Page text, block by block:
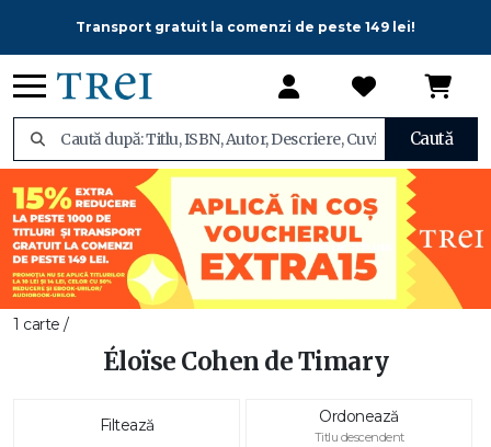
Transport gratuit la comenzi de peste 149 lei!
Caută
1 carte /
Éloïse Cohen de Timary
Filtează Ordonează
Titlu descendent